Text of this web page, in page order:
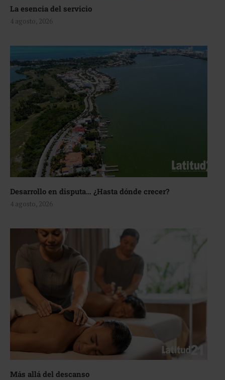
La esencia del servicio
4 agosto, 2026
Desarrollo en disputa… ¿Hasta dónde crecer?
4 agosto, 2026
Más allá del descanso